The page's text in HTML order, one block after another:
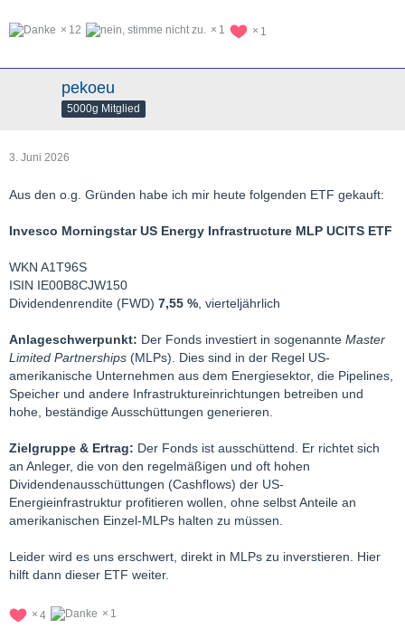
12 1 1
pekoeu
5000g Mitglied
3. Juni 2026
Aus den o.g. Gründen habe ich mir heute folgenden ETF gekauft:
Invesco Morningstar US Energy Infrastructure MLP UCITS ETF
WKN A1T96S
ISIN IE00B8CJW150
Dividendenrendite (FWD) 7,55 % , vierteljährlich
Anlageschwerpunkt: Der Fonds investiert in sogenannte Master
Limited Partnerships (MLPs). Dies sind in der Regel US-
amerikanische Unternehmen aus dem Energiesektor, die Pipelines,
Speicher und andere Infrastruktureinrichtungen betreiben und
hohe, beständige Ausschüttungen generieren.
Zielgruppe & Ertrag: Der Fonds ist ausschüttend. Er richtet sich
an Anleger, die von den regelmäßigen und oft hohen
Dividendenausschüttungen (Cashflows) der US-
Energieinfrastruktur profitieren wollen, ohne selbst Anteile an
amerikanischen Einzel-MLPs halten zu müssen.
Leider wird es uns erschwert, direkt in MLPs zu inverstieren. Hier
hilft dann dieser ETF weiter.
4 1